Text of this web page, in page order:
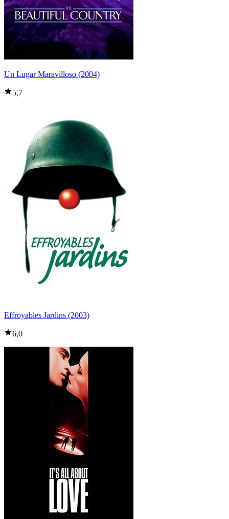
Un Lugar Maravilloso (2004)
5,7
Effroyables Jardins (2003)
6,0